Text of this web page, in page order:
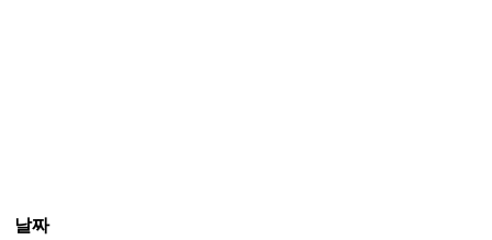
날짜